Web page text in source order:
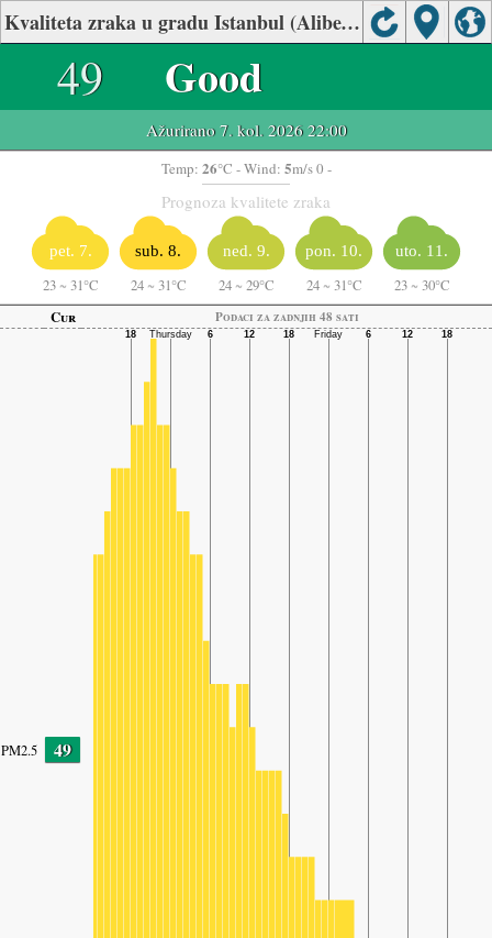
Kvaliteta zraka u gradu Istanbul (Alibeykoy)
49 Good
Ažurirano 7. kol. 2026 22:00
Temp: 26°C - Wind: 5m/s 0 -
Prognoza kvalitete zraka
pet. 7.
23 ~ 31°C
sub. 8.
24 ~ 31°C
ned. 9.
24 ~ 29°C
pon. 10.
24 ~ 31°C
uto. 11.
23 ~ 30°C
Cur
Podaci za zadnjih 48 sati
PM2.5 49